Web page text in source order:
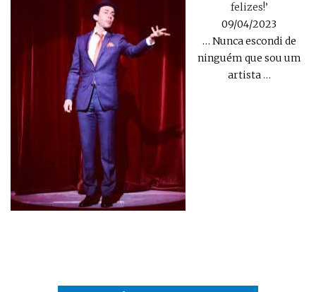
felizes!’
09/04/2023
… Nunca escondi de
ninguém que sou um
artista…